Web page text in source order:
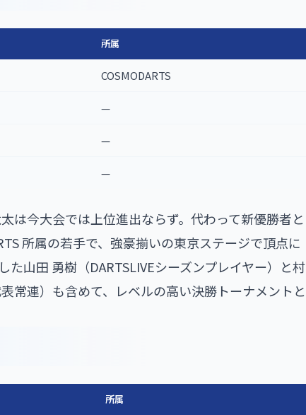
所属
COSMODARTS
—
—
—
は今大会では上位進出ならず。代わって新優勝者と
所属の若手で、強豪揃いの東京ステージで頂点に
山田 勇樹（DARTSLIVEシーズンプレイヤー）と村
常連）も含めて、レベルの高い決勝トーナメントと
所属